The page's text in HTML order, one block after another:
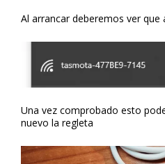
Al arrancar deberemos ver que
Una vez comprobado esto
nuevo la regleta